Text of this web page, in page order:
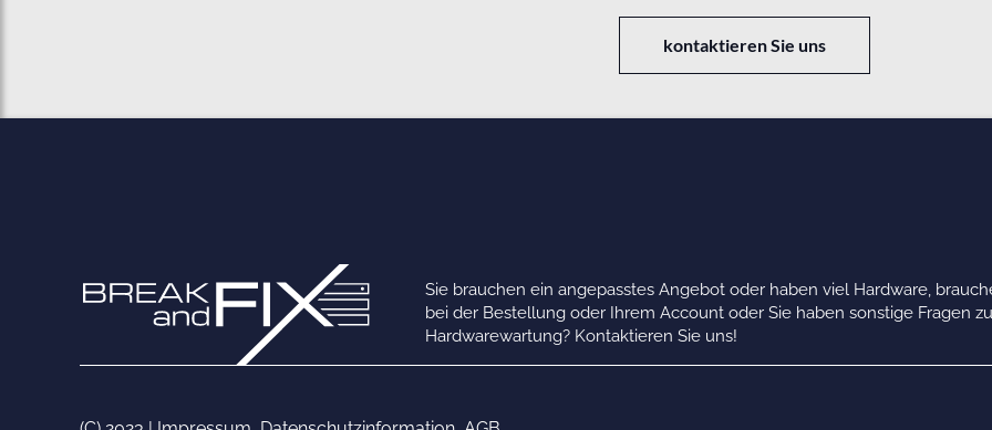
kontaktieren Sie uns
Sie brauchen ein angepasstes Angebot oder haben viel Hardware,
bei der Bestellung oder Ihrem Account oder Sie haben sonstige Fragen zu
Hardwarewartung? Kontaktieren Sie uns!